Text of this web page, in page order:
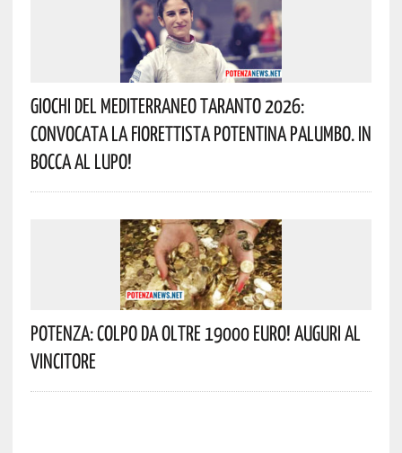
Giochi Del Mediterraneo Taranto 2026:
Convocata La Fiorettista Potentina Palumbo. In
Bocca Al Lupo!
Potenza: Colpo Da Oltre 19000 Euro! Auguri Al
Vincitore